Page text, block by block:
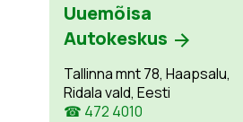
Uuemõisa
Autokeskus
Tallinna mnt 78, Haapsalu,
Ridala vald, Eesti
☎ 472 4010